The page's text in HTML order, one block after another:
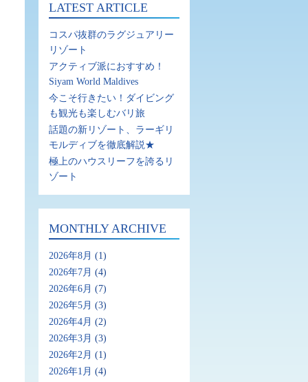
LATEST ARTICLE
コスパ抜群のラグジュアリー
リゾート
アクティブ派におすすめ！
Siyam World Maldives
今こそ行きたい！ダイビング
も観光も楽しむバリ旅
話題の新リゾート、ラーギリ
モルディブを徹底解説★
極上のハウスリーフを誇るリ
ゾート
MONTHLY ARCHIVE
2026年8月 (1)
2026年7月 (4)
2026年6月 (7)
2026年5月 (3)
2026年4月 (2)
2026年3月 (3)
2026年2月 (1)
2026年1月 (4)